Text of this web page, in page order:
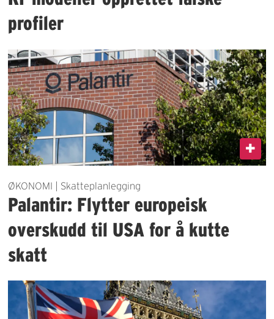
profiler
ØKONOMI | Skatteplanlegging
Palantir: Flytter europeisk
overskudd til USA for å kutte
skatt